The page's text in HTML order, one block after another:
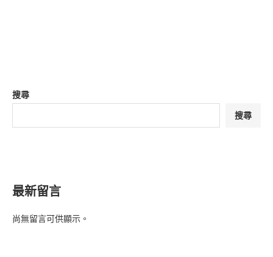
搜尋
搜尋
最新留言
尚無留言可供顯示。